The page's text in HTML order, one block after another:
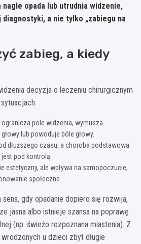
opada lub utrudnia widzenie,
a nie tylko „zabiegu na
zabieg, a kiedy
decyzja o leczeniu chirurgicznym
pole widzenia, wymusza
lub powoduje bóle głowy.
dłuższego czasu, a choroba podstawowa
pod kontrolą.
estetyczny, ale wpływa na samopoczucie,
społeczne.
gdy opadanie dopiero się rozwija,
jasna albo istnieje szansa na poprawę
(np. świeżo rozpoznana miastenia). Z
u dzieci zbyt długie